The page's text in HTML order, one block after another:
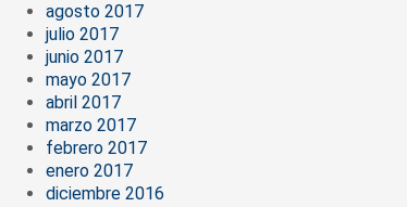
agosto 2017
julio 2017
junio 2017
mayo 2017
abril 2017
marzo 2017
febrero 2017
enero 2017
diciembre 2016